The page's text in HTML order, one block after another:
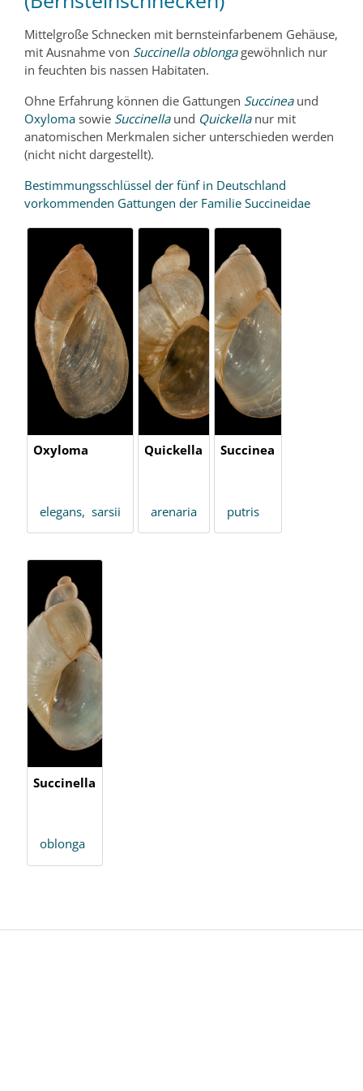
Mittelgroße Schnecken mit bernsteinfarbenem Gehäuse,
mit Ausnahme von Succinella oblongagewöhnlich nur
in feuchten bis nassen Habitaten.
Ohne Erfahrung können die Gattungen Succineaund
Oxyloma sowie Succinellaund Quickellanur mit
anatomischen Merkmalen sicher unterschieden werden
(nicht nicht dargestellt).
Bestimmungsschlüssel der fünf in Deutschland
vorkommenden Gattungen der Familie Succineidae
Oxyloma
elegans, sarsii
Quickella
arenaria
Succinea
putris
Succinella
oblonga